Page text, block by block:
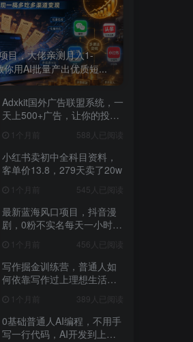
目，大佬亲测月入1-
你用AI批量产出优质短...
Adxkit国外广告联盟系统，一
天上500+广告，让你的投放
1个月前 588人已阅读
小红书卖初中全科目资料，
客单价13.8，279天卖了20w
1个月前 545人已阅读
最新蓝海风口项目，抖音漫
剧，0粉不实名每天一小时，
1个月前 456人已阅读
写作掘金训练营，普通人如
何依靠写作过上理想生活，
（更新6月）
1个月前 389人已阅读
0基础普通人AI编程，不用手
写一行代码，AI开发到上架